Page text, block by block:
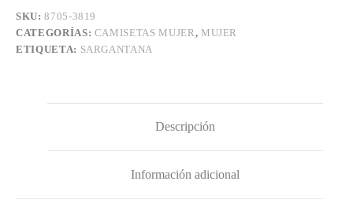
SKU:8705-3819
CATEGORÍAS: CAMISETAS MUJER , MUJER
ETIQUETA: SARGANTANA
Descripción
Información adicional